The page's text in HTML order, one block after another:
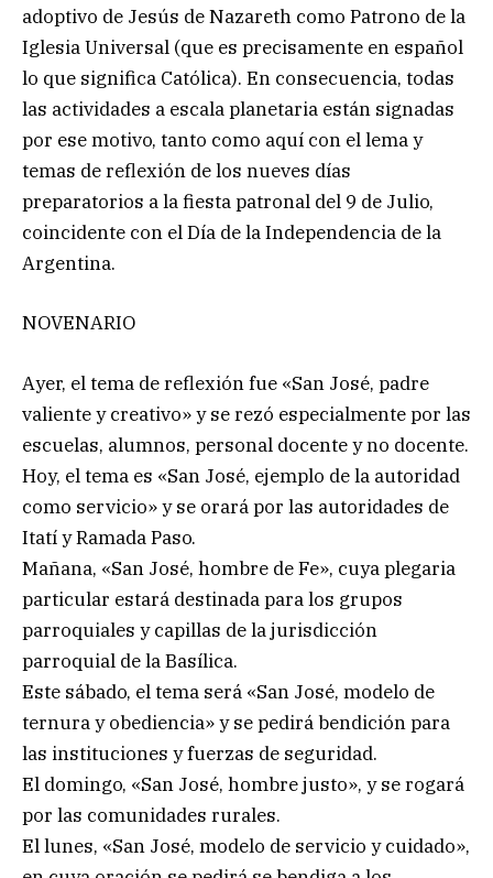
adoptivo de Jesús de Nazareth como Patrono de la
Iglesia Universal (que es precisamente en español
lo que significa Católica). En consecuencia, todas
las actividades a escala planetaria están signadas
por ese motivo, tanto como aquí con el lema y
temas de reflexión de los nueves días
preparatorios a la fiesta patronal del 9 de Julio,
coincidente con el Día de la Independencia de la
Argentina.
NOVENARIO
Ayer, el tema de reflexión fue «San José, padre
valiente y creativo» y se rezó especialmente por las
escuelas, alumnos, personal docente y no docente.
Hoy, el tema es «San José, ejemplo de la autoridad
como servicio» y se orará por las autoridades de
Itatí y Ramada Paso.
Mañana, «San José, hombre de Fe», cuya plegaria
particular estará destinada para los grupos
parroquiales y capillas de la jurisdicción
parroquial de la Basílica.
Este sábado, el tema será «San José, modelo de
ternura y obediencia» y se pedirá bendición para
las instituciones y fuerzas de seguridad.
El domingo, «San José, hombre justo», y se rogará
por las comunidades rurales.
El lunes, «San José, modelo de servicio y cuidado»,